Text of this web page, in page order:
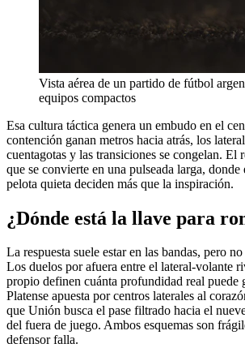
Vista aérea de un partido de fútbol
equipos compactos
Esa cultura táctica genera un embudo en el
contención ganan metros hacia atrás, los
cuentagotas y las transiciones se congelan. El
que se convierte en una pulseada larga,
pelota quieta deciden más que la inspiración.
¿Dónde está la llave para
La respuesta suele estar en las bandas, pero
Los duelos por afuera entre el lateral-volante
propio definen cuánta profundidad real puede
Platense apuesta por centros laterales al
que Unión busca el pase filtrado hacia el
del fuera de juego. Ambos esquemas son
defensor falla.